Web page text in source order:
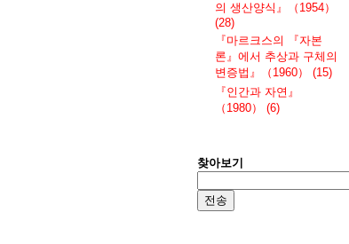
의 생산양식』（1954）
(28)
『마르크스의 『자본
론』에서 추상과 구체의
변증법』（1960） (15)
『인간과 자연』
（1980） (6)
찾아보기